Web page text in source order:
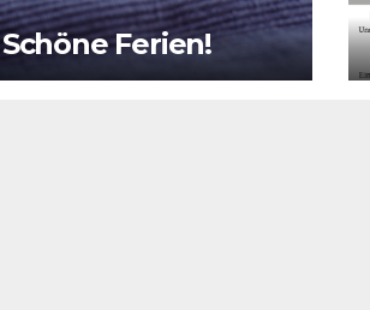
Schöne Ferien!